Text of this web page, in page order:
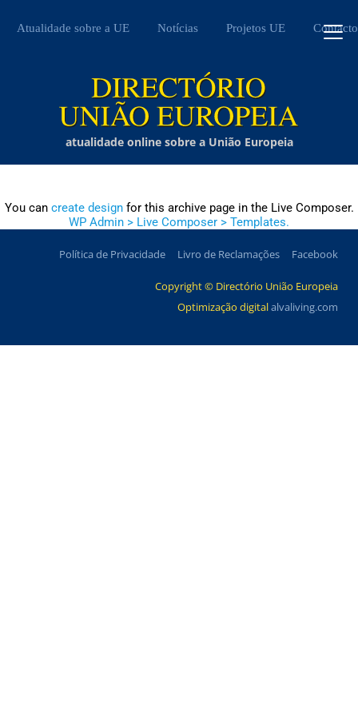
Atualidade sobre a UE Notícias Projetos UE Contacto
atualidade online sobre a União Europeia
You can create designfor this archive page in the Live Composer.
WP Admin > Live Composer > Templates.
Política de Privacidade Livro de Reclamações Facebook
Copyright © Directório União Europeia
Optimização digitalalvaliving.com